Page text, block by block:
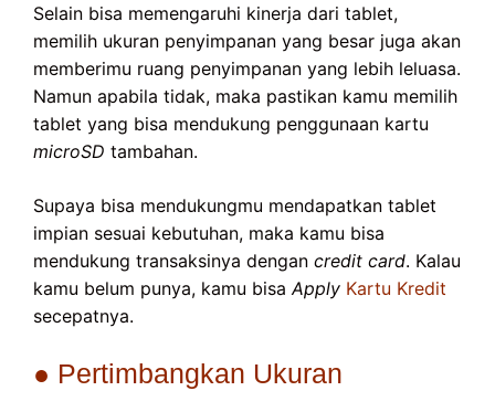
Selain bisa memengaruhi kinerja dari tablet,
memilih ukuran penyimpanan yang besar juga akan
memberimu ruang penyimpanan yang lebih leluasa.
Namun apabila tidak, maka pastikan kamu memilih
tablet yang bisa mendukung penggunaan kartu
microSD tambahan.
Supaya bisa mendukungmu mendapatkan tablet
impian sesuai kebutuhan, maka kamu bisa
mendukung transaksinya dengan credit card. Kalau
kamu belum punya, kamu bisa Apply Kartu Kredit
secepatnya.
● Pertimbangkan Ukuran